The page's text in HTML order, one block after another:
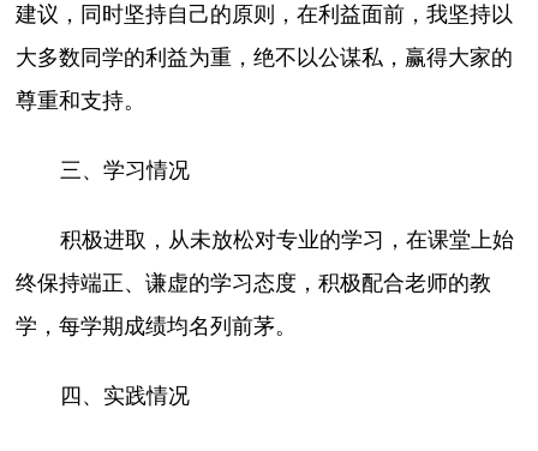
建议，同时坚持自己的原则，在利益面前，我坚持以
大多数同学的利益为重，绝不以公谋私，赢得大家的
尊重和支持。
三、学习情况
积极进取，从未放松对专业的学习，在课堂上始
终保持端正、谦虚的学习态度，积极配合老师的教
学，每学期成绩均名列前茅。
四、实践情况